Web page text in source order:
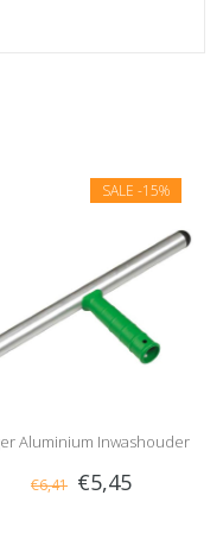
SALE -15%
Aluminium Inwashouder
€6,41 €5,45